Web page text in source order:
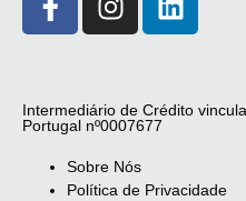
Intermediário de Crédito
Portugal nº0007677
Sobre Nós
Política de Privacidade